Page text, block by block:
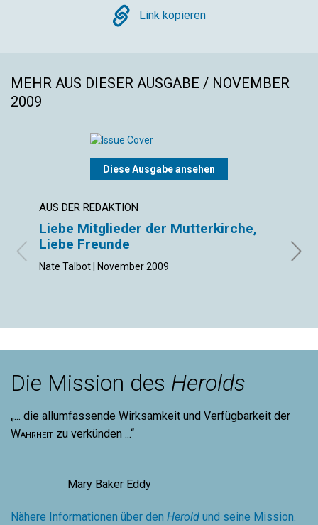
Copy
Link kopieren
MEHR AUS DIESER AUSGABE / NOVEMBER
2009
Diese Ausgabe ansehen
AUS DER REDAKTION
Liebe Mitglieder der Mutterkirche,
Liebe Freunde
Nate Talbot | November 2009
Die Mission des Herolds
„... die allumfassende Wirksamkeit und Verfügbarkeit der
Wahrheit zu verkünden ...“
Mary Baker Eddy
Nähere Informationen über den Herold und seine Mission.